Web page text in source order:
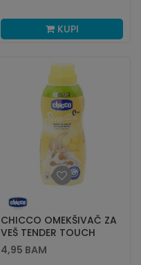
KUPI
CHICCO OMEKŠIVAČ ZA
VEŠ TENDER TOUCH
750ML
4,95 BAM